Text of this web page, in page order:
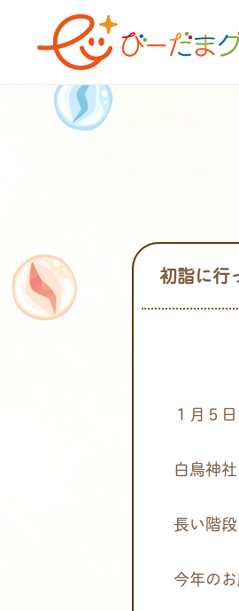
初詣に行
１月５日
白鳥神
長い階
今年の